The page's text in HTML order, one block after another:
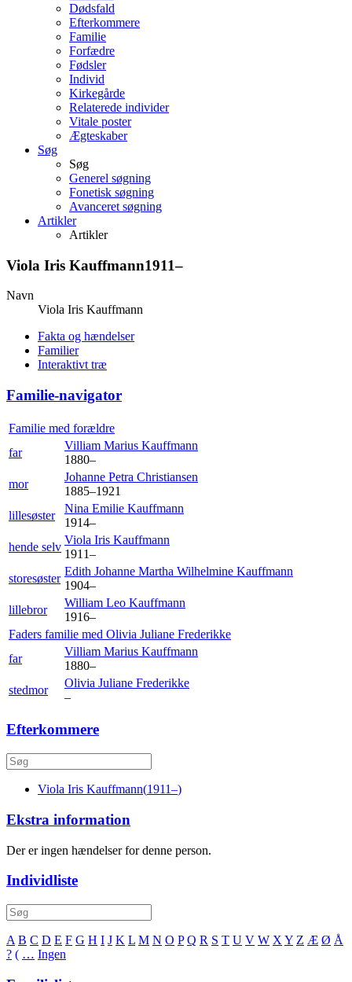
Dødsfald
Efterkommere
Familie
Forfædre
Fødsler
Individ
Kirkegårde
Relaterede individer
Vitale poster
Ægteskaber
Søg
Søg
Generel søgning
Fonetisk søgning
Avanceret søgning
Artikler
Artikler
Viola Iris Kauffmann1911–
Navn
Viola Iris Kauffmann
Fakta og hændelser
Familier
Interaktivt træ
Familie-navigator
Familie med forældre
far
Villiam Marius Kauffmann
1880–
mor
Johanne Petra Christiansen
1885–1921
lillesøster
Nina Emilie Kauffmann
1914–
hende selv
Viola Iris Kauffmann
1911–
storesøster
Edith Johanne Martha Wilhelmine Kauffmann
1904–
lillebror
William Leo Kauffmann
1916–
Faders familie med Olivia Juliane Frederikke
far
Villiam Marius Kauffmann
1880–
stedmor
Olivia Juliane Frederikke
–
Efterkommere
Viola Iris Kauffmann(1911–)
Ekstra information
Der er ingen hændelser for denne person.
Individliste
A B C D E F G H I J K L M N O P Q R S T U V W X Y Z Æ Ø Å
? ( … Ingen